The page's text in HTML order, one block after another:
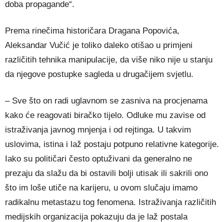
doba propagande“.
Prema rinečima historičara Dragana Popovića,
Aleksandar Vučić je toliko daleko otišao u primjeni
različitih tehnika manipulacije, da više niko nije u stanju
da njegove postupke sagleda u drugačijem svjetlu.
– Sve što on radi uglavnom se zasniva na procjenama
kako će reagovati biračko tijelo. Odluke mu zavise od
istraživanja javnog mnjenja i od rejtinga. U takvim
uslovima, istina i laž postaju potpuno relativne kategorije.
Iako su političari često optuživani da generalno ne
prezaju da slažu da bi ostavili bolji utisak ili sakrili ono
što im loše utiče na karijeru, u ovom slučaju imamo
radikalnu metastazu tog fenomena. Istraživanja različitih
medijskih organizacija pokazuju da je laž postala